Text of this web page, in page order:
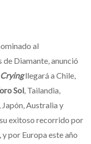
al
Diamante, anunció
Cryingllegará a Chile,
Sol, Tailandia,
Japón, Australia y
exitoso recorrido por
por Europa este año